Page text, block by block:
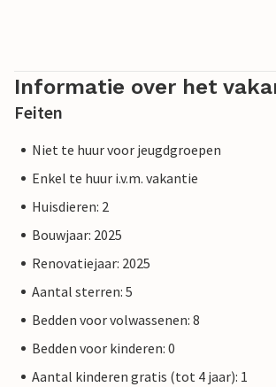
Informatie over het
Feiten
Niet te huur voor jeugdgroepen
Enkel te huur i.v.m. vakantie
Huisdieren: 2
Bouwjaar: 2025
Renovatiejaar: 2025
Aantal sterren: 5
Bedden voor volwassenen: 8
Bedden voor kinderen: 0
Aantal kinderen gratis (tot 4 jaar): 1